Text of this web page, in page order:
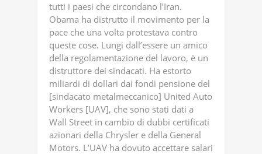
tutti i paesi che circondano l’Iran.
Obama ha distrutto il movimento per la
pace che una volta protestava contro
queste cose. Lungi dall’essere un amico
della regolamentazione del lavoro, è un
distruttore dei sindacati. Ha estorto
miliardi di dollari dai fondi pensione del
[sindacato metalmeccanico] United Auto
Workers [UAV], che sono stati dati a
Wall Street in cambio di dubbi certificati
azionari della Chrysler e della General
Motors. L’UAV ha dovuto accettare salari